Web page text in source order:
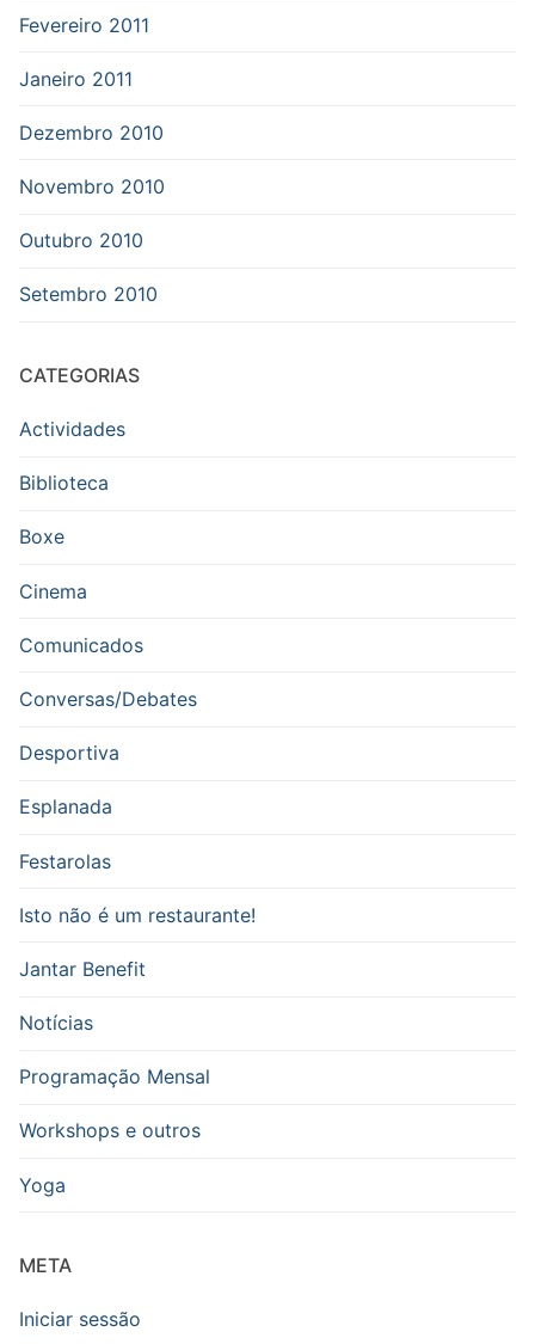
Fevereiro 2011
Janeiro 2011
Dezembro 2010
Novembro 2010
Outubro 2010
Setembro 2010
CATEGORIAS
Actividades
Biblioteca
Boxe
Cinema
Comunicados
Conversas/Debates
Desportiva
Esplanada
Festarolas
Isto não é um restaurante!
Jantar Benefit
Notícias
Programação Mensal
Workshops e outros
Yoga
META
Iniciar sessão